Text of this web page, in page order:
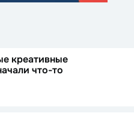
креативные
что-то